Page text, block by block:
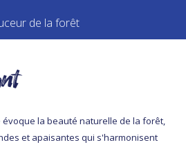
de la forêt
la beauté naturelle de la forêt,
et apaisantes qui s'harmonisent